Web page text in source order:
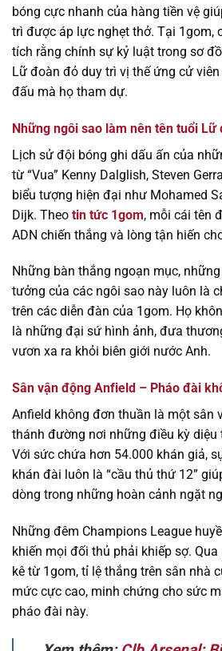
bóng cực nhanh của hàng tiền vệ
trì được áp lực nghẹt thở. Tại 1gom,
tích rằng chính sự kỷ luật trong sơ
Lữ đoàn đỏ duy trì vị thế ứng cử
đấu mà họ tham dự.
Những ngôi sao làm nên tên tuổi Lữ
Lịch sử đội bóng ghi dấu ấn của
từ “Vua” Kenny Dalglish, Steven
biểu tượng hiện đại như Mohamed
Dijk. Theo tin tức 1gom, mỗi cái tên
ADN chiến thắng và lòng tận hiến
Những bàn thắng ngoạn mục,
tưởng của các ngôi sao này luôn là
trên các diễn đàn của 1gom. Họ
là những đại sứ hình ảnh, đưa
vươn xa ra khỏi biên giới nước Anh.
Sân vận động Anfield – Pháo đài
Anfield không đơn thuần là một sân
thánh đường nơi những điều kỳ diệu
Với sức chứa hơn 54.000 khán giả,
khán đài luôn là “cầu thủ thứ 12”
dòng trong những hoàn cảnh ngặt
Những đêm Champions League
khiến mọi đối thủ phải khiếp sợ.
kê từ 1gom, tỉ lệ thắng trên sân nhà
mức cực cao, minh chứng cho sức
pháo đài này.